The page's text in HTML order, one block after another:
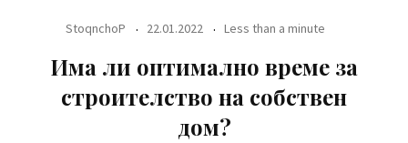
StoqnchoP 22.01.2022 Less than a minute
Има ли оптимално време за
строителство на собствен
дом?